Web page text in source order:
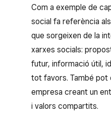
Com a exemple de
social fa referència
que sorgeixen de la
xarxes socials:
futur, informació útil,
tot favors. També pot
empresa creant un
i valors compartits.